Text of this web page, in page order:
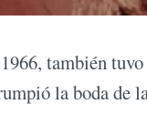
también
la boda de